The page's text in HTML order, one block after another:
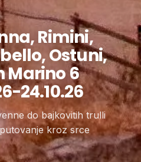
Rimini,
Ostuni,
Marino 6
24.10.26
do bajkovitih trulli
kroz srce